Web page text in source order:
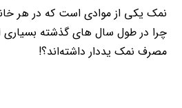
نمک یکی از موادی است که در هر
چرا در طول سال های گذشته بسیاری
مصرف نمک یددار داشته‌اند؟!